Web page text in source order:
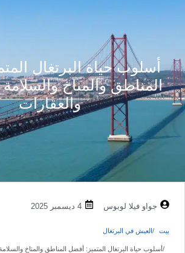
أسلوب حياة البرتغال
المناطق والمناخ
والعقارات
جواو فيلا لوبوس 4 ديسمبر 2025
بيت العيش في البرتغال
أسلوب حياة البرتغال المتميز: أفضل المناطق والمناخ